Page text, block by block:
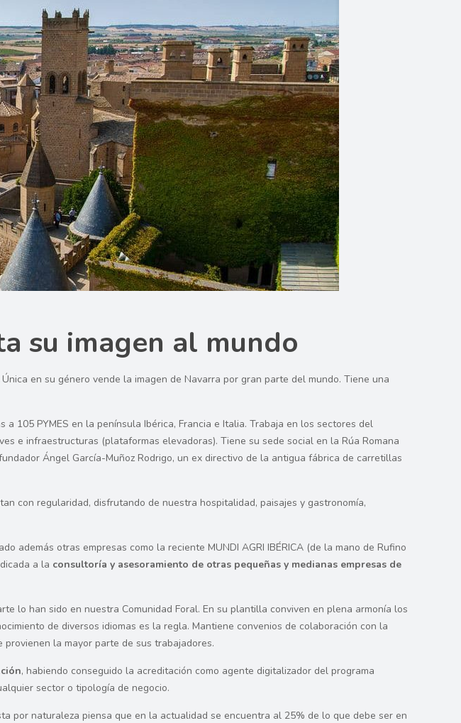
su imagen al mundo
Única en su género vende la imagen de Navarra por gran parte del mundo. Tiene una
105 PYMES en la península Ibérica, Francia e Italia. Trabaja en los sectores del
e infraestructuras (plataformas elevadoras). Tiene su sede social en la Rúa Romana
Ángel García-Muñoz Rodrigo, un ex directivo de la antigua fábrica de carretillas
con regularidad, disfrutando de nuestra hospitalidad, paisajes y gastronomía,
además otras empresas como la reciente MUNDI AGRI IBÉRICA (de la mano de Rufino
a la consultoría y asesoramiento de otras pequeñas y medianas empresas de
lo han sido en nuestra Comunidad Foral. En su plantilla conviven en plena armonía los
de diversos idiomas es la regla. Mantiene convenios de colaboración con la
la mayor parte de sus trabajadores.
, habiendo conseguido la acreditación como agente digitalizador del programa
sector o tipología de negocio.
por naturaleza piensa que en la actualidad se encuentra al 25% de lo que debe ser en